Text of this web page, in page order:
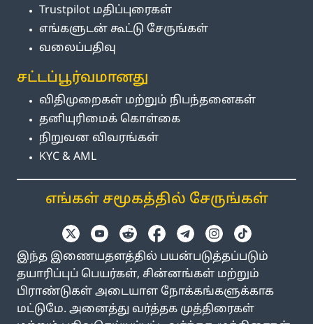
Trustpilot மதிப்புரைகள்
எங்களுடன் கூட்டு சேருங்கள்
வலைப்பதிவு
சட்டப்பூர்வமானது
விதிமுறைகள் மற்றும் நிபந்தனைகள்
தனியுரிமைக் கொள்கை
நிறுவன விவரங்கள்
KYC & AML
எங்கள் சமூகத்தில் சேருங்கள்
இந்த இணையதளத்தில் பயன்படுத்தப்படும்
தயாரிப்புப் பெயர்கள், சின்னங்கள் மற்றும்
பிராண்டுகள் அடையாள நோக்கங்களுக்காக
மட்டுமே. அனைத்து வர்த்தக முத்திரைகள்